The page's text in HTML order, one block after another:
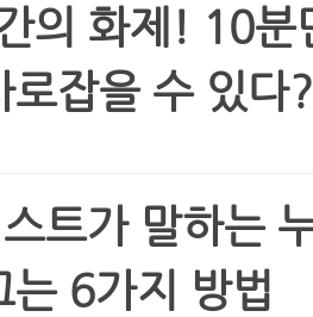
의 화제! 10분
로잡을 수 있다?
트가 말하는
는 6가지 방법